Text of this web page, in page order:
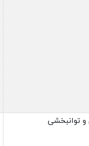
و توانبخشی